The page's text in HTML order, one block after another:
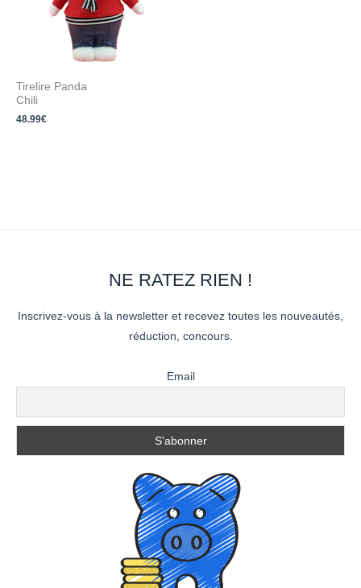
Tirelire Panda
Chili
48.99€
NE RATEZ RIEN !
Inscrivez-vous à la newsletter et recevez toutes les nouveautés,
réduction, concours.
Email